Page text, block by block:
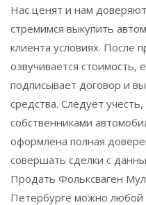
Нас ценят и нам
стремимся выкупить
клиента условиях. После
озвучивается стоимость,
подписывает договор и
средства. Следует
собственниками
оформлена полная
совершать сделки с
Продать Фольксваген
Петербурге можно любой